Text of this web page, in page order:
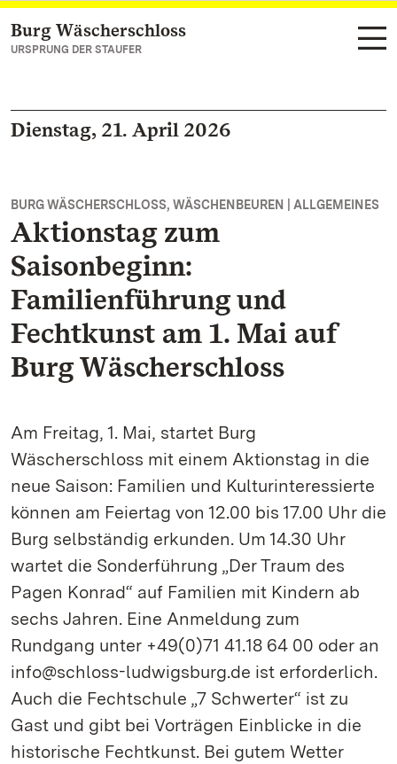
Zum Hauptinhalt springen
Burg Wäscherschloss
URSPRUNG DER STAUFER
Dienstag, 21. April 2026
BURG WÄSCHERSCHLOSS, WÄSCHENBEUREN | ALLGEMEINES
Aktionstag zum
Saisonbeginn:
Familienführung und
Fechtkunst am 1. Mai auf
Burg Wäscherschloss
Am Freitag, 1. Mai, startet Burg
Wäscherschloss mit einem Aktionstag in die
neue Saison: Familien und Kulturinteressierte
können am Feiertag von 12.00 bis 17.00 Uhr die
Burg selbständig erkunden. Um 14.30 Uhr
wartet die Sonderführung „Der Traum des
Pagen Konrad“ auf Familien mit Kindern ab
sechs Jahren. Eine Anmeldung zum
Rundgang unter +49(0)71 41.18 64 00 oder an
info@schloss-ludwigsburg.de ist erforderlich.
Auch die Fechtschule „7 Schwerter“ ist zu
Gast und gibt bei Vorträgen Einblicke in die
historische Fechtkunst. Bei gutem Wetter